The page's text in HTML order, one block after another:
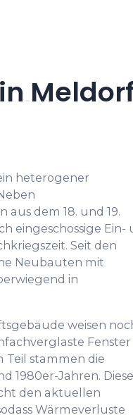
Meldorf
heterogener
dem 18. und 19.
eingeschossige Ein-
Seit den
Neubauten mit
in
weisen
stammen die
1980er-Jahren. Diese
den aktuellen
Wärmeverluste